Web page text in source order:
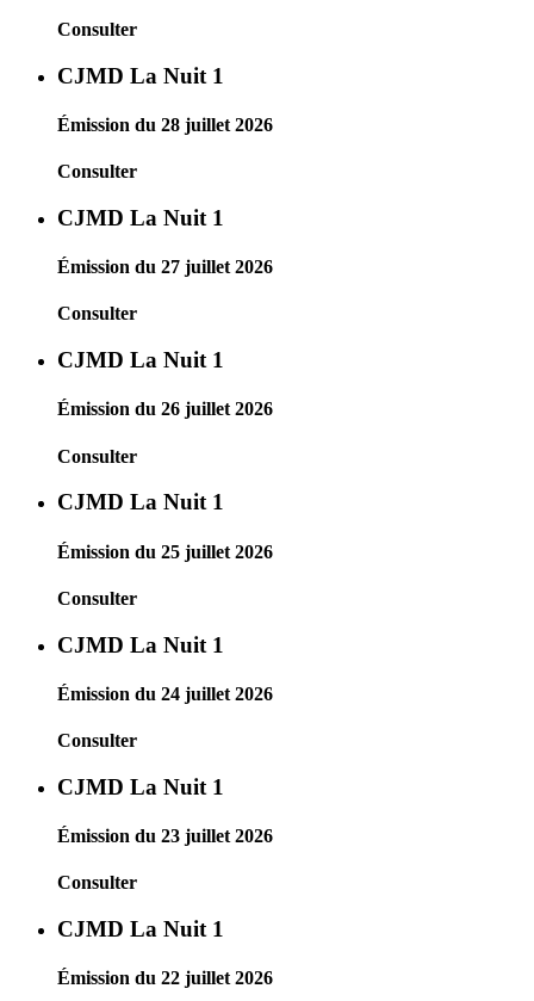
Consulter
CJMD La Nuit 1
Émission du 28 juillet 2026
Consulter
CJMD La Nuit 1
Émission du 27 juillet 2026
Consulter
CJMD La Nuit 1
Émission du 26 juillet 2026
Consulter
CJMD La Nuit 1
Émission du 25 juillet 2026
Consulter
CJMD La Nuit 1
Émission du 24 juillet 2026
Consulter
CJMD La Nuit 1
Émission du 23 juillet 2026
Consulter
CJMD La Nuit 1
Émission du 22 juillet 2026